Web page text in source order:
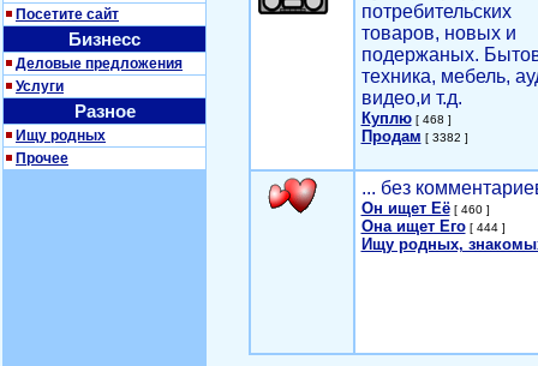
Посетите сайт
Бизнесс
Деловые предложения
Услуги
Разное
Ищу родных
Прочее
потребительских
товаров, новых и
подержаных.
техника, мебель,
видео,и т.д.
Куплю[ 468 ]
Продам [ 3382 ]
... без
Он ищет Её[ 460 ]
Она ищет Его[ 444 ]
Ищу родных,